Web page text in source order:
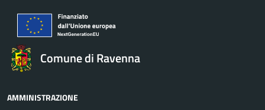
Comune di Ravenna
AMMINISTRAZIONE